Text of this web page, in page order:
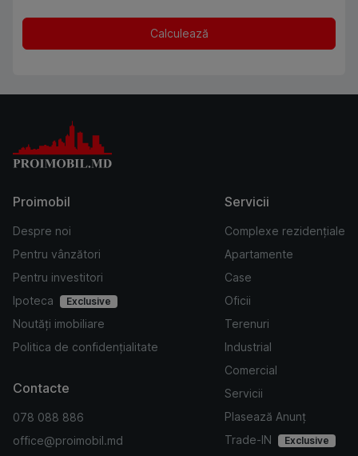
Calculează
Proimobil
Despre noi
Pentru vânzători
Pentru investitori
Ipoteca
Exclusive
Noutăți imobiliare
Politica de confidențialitate
Servicii
Complexe rezidențiale
Apartamente
Case
Oficii
Terenuri
Industrial
Comercial
Servicii
Plasează Anunț
Trade-IN
Exclusive
Contacte
078 088 886
office@proimobil.md